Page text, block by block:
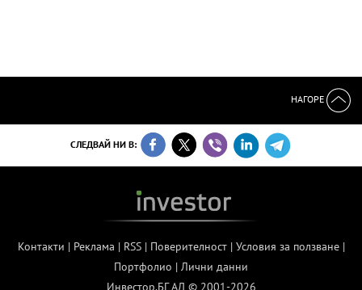
НАГОРЕ
СЛЕДВАЙ НИ В:
Контакти | Реклама | RSS| Поверителност| Условия за ползване|
Портфолио | Лични данни
Инвестор.БГ АД © 2001-2026